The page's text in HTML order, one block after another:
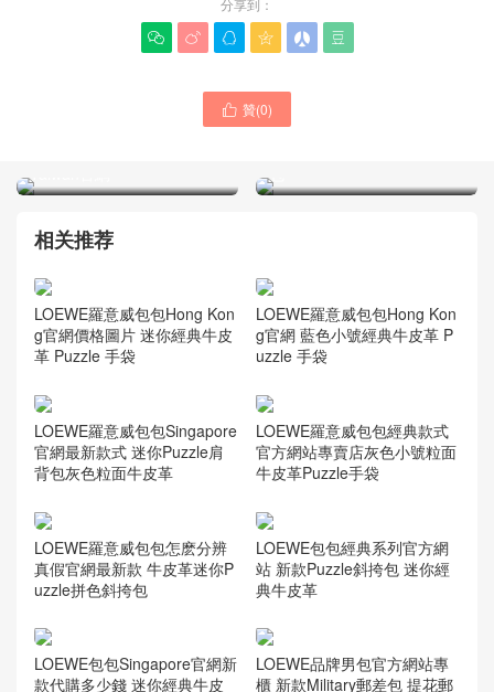
分享到：
     
 贊(0)
LOEWE包包 中號 黑色 23ss
Taiwan官網
LOEWE 新款 中號小牛皮材
包
相关推荐
LOEWE羅意威包包Hong Kon
g官網價格圖片 迷你經典牛皮
革 Puzzle 手袋
LOEWE羅意威包包Hong Kon
g官網 藍色小號經典牛皮革 P
uzzle 手袋
LOEWE羅意威包包Singapore
官網最新款式 迷你Puzzle肩
背包灰色粒面牛皮革
LOEWE羅意威包包經典款式
官方網站專賣店灰色小號粒面
牛皮革Puzzle手袋
LOEWE羅意威包包怎麽分辨
真假官網最新款 牛皮革迷你P
uzzle拼色斜挎包
LOEWE包包經典系列官方網
站 新款Puzzle斜挎包 迷你經
典牛皮革
LOEWE包包Singapore官網新
款代購多少錢 迷你經典牛皮
LOEWE品牌男包官方網站專
櫃 新款Military郵差包 提花郵